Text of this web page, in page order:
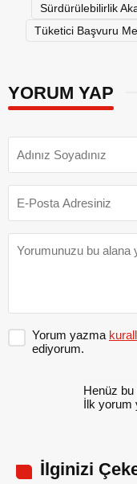
Sürdürülebilirlik
Tüketici Başvuru
YORUM YAP
Yorum yazma
ediyorum.
Henüz bu
İlk yorum
İlginizi